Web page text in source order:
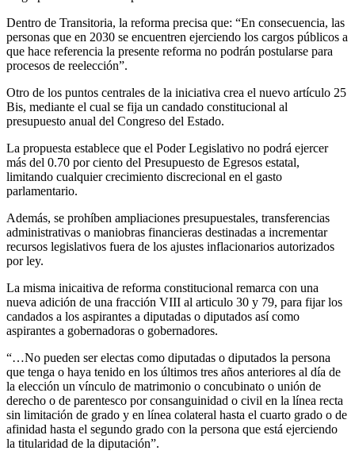
Dentro de Transitoria, la reforma precisa que: “En consecuencia, las
personas que en 2030 se encuentren ejerciendo los cargos públicos a
que hace referencia la presente reforma no podrán postularse para
procesos de reelección”.
Otro de los puntos centrales de la iniciativa crea el nuevo artículo 25
Bis, mediante el cual se fija un candado constitucional al
presupuesto anual del Congreso del Estado.
La propuesta establece que el Poder Legislativo no podrá ejercer
más del 0.70 por ciento del Presupuesto de Egresos estatal,
limitando cualquier crecimiento discrecional en el gasto
parlamentario.
Además, se prohíben ampliaciones presupuestales, transferencias
administrativas o maniobras financieras destinadas a incrementar
recursos legislativos fuera de los ajustes inflacionarios autorizados
por ley.
La misma inicaitiva de reforma constitucional remarca con una
nueva adición de una fracción VIII al articulo 30 y 79, para fijar los
candados a los aspirantes a diputadas o diputados así como
aspirantes a gobernadoras o gobernadores.
“…No pueden ser electas como diputadas o diputados la persona
que tenga o haya tenido en los últimos tres años anteriores al día de
la elección un vínculo de matrimonio o concubinato o unión de
derecho o de parentesco por consanguinidad o civil en la línea recta
sin limitación de grado y en línea colateral hasta el cuarto grado o de
afinidad hasta el segundo grado con la persona que está ejerciendo
la titularidad de la diputación”.